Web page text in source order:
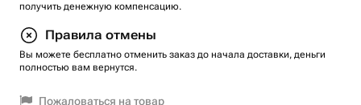
получить денежную компенсацию.
Правила отмены
Вы можете бесплатно отменить заказ до начала доставки, деньги
полностью вам вернутся.
Пожаловаться на товар